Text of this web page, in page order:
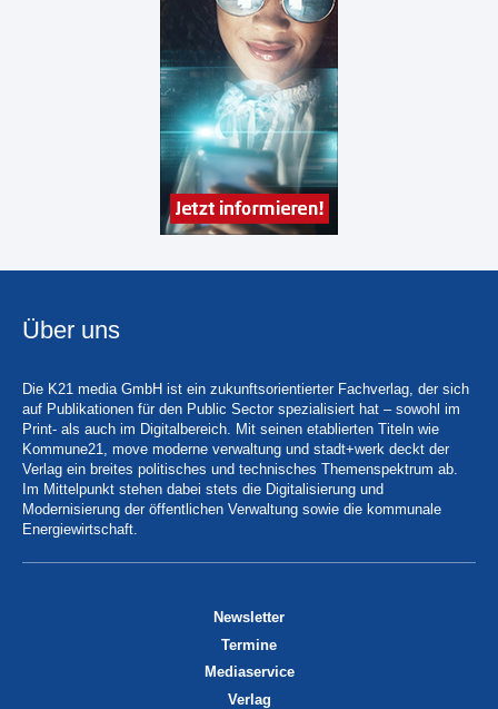
Über uns
Die K21 media GmbH ist ein zukunftsorientierter Fachverlag, der sich
auf Publikationen für den Public Sector spezialisiert hat – sowohl im
Print- als auch im Digitalbereich. Mit seinen etablierten Titeln wie
Kommune21, move moderne verwaltung und stadt+werk deckt der
Verlag ein breites politisches und technisches Themenspektrum ab.
Im Mittelpunkt stehen dabei stets die Digitalisierung und
Modernisierung der öffentlichen Verwaltung sowie die kommunale
Energiewirtschaft.
Newsletter
Termine
Mediaservice
Verlag